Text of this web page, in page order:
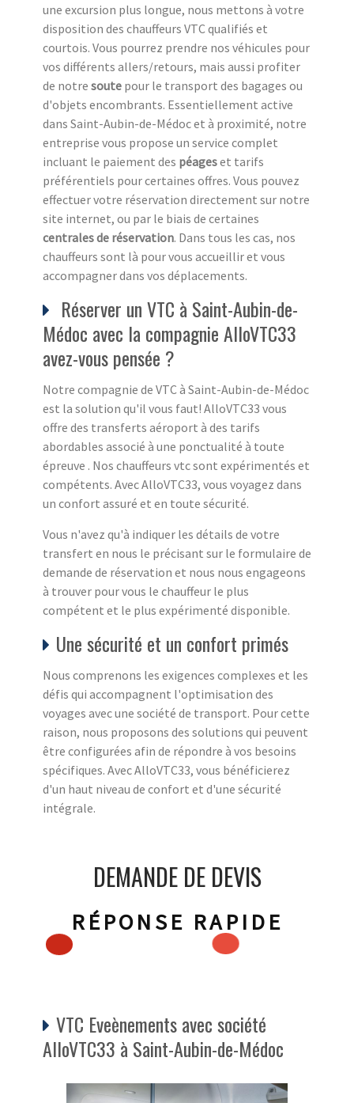
une excursion plus longue, nous mettons à votre
disposition des chauffeurs VTC qualifiés et
courtois. Vous pourrez prendre nos véhicules pour
vos différents allers/retours, mais aussi profiter
de notre soute pour le transport des bagages ou
d'objets encombrants. Essentiellement active
dans Saint-Aubin-de-Médoc et à proximité, notre
entreprise vous propose un service complet
incluant le paiement des péageset tarifs
préférentiels pour certaines offres. Vous pouvez
effectuer votre réservation directement sur notre
site internet, ou par le biais de certaines
centrales de réservation. Dans tous les cas, nos
chauffeurs sont là pour vous accueillir et vous
accompagner dans vos déplacements.
Réserver un VTC à Saint-Aubin-de-
Médoc avec la compagnie AlloVTC33
avez-vous pensée ?
Notre compagnie de VTC à Saint-Aubin-de-Médoc
est la solution qu'il vous faut! AlloVTC33 vous
offre des transferts aéroport à des tarifs
abordables associé à une ponctualité à toute
épreuve . Nos chauffeurs vtc sont expérimentés et
compétents. Avec AlloVTC33, vous voyagez dans
un confort assuré et en toute sécurité.
Vous n'avez qu'à indiquer les détails de votre
transfert en nous le précisant sur le formulaire de
demande de réservation et nous nous engageons
à trouver pour vous le chauffeur le plus
compétent et le plus expérimenté disponible.
Une sécurité et un confort primés
Nous comprenons les exigences complexes et les
défis qui accompagnent l'optimisation des
voyages avec une société de transport. Pour cette
raison, nous proposons des solutions qui peuvent
être configurées afin de répondre à vos besoins
spécifiques. Avec AlloVTC33, vous bénéficierez
d'un haut niveau de confort et d'une sécurité
intégrale.
DEMANDE DE DEVIS
RÉPONSE RAPIDE
VTC Eveènements avec société
AlloVTC33 à Saint-Aubin-de-Médoc